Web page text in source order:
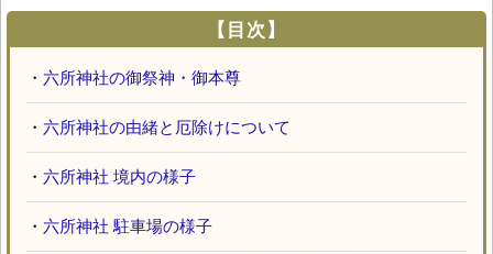
【目次】
・ 六所神社の御祭神・御本尊
・ 六所神社の由緒と厄除けについて
・ 六所神社 境内の様子
・ 六所神社 駐車場の様子